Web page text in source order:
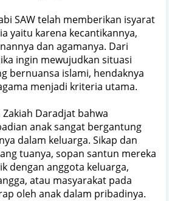
SAW telah memberikan isyarat
yaitu karena kecantikannya,
dan agamanya. Dari
ingin mewujudkan situasi
bernuansa islami, hendaknya
menjadi kriteria utama.
Daradjat bahwa
anak sangat bergantung
dalam keluarga. Sikap dan
tuanya, sopan santun mereka
dengan anggota keluarga,
atau masyarakat pada
oleh anak dalam pribadinya.